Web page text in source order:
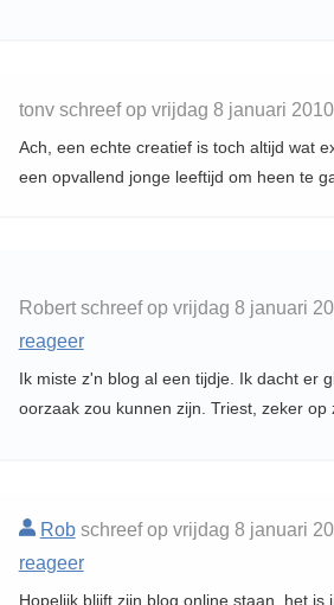
tonv schreef op vrijdag 8 januari
Ach, een echte creatief is toch altijd wat
een opvallend jonge leeftijd om heen te
Robert schreef op vrijdag 8 januari
reageer
Ik miste z'n blog al een tijdje. Ik dacht er
oorzaak zou kunnen zijn. Triest, zeker op
Robschreef op vrijdag 8 januari
reageer
Hopelijk blijft zijn blog online staan, het is